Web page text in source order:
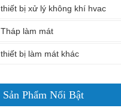
thiết bị xử lý không khí hvac
Tháp làm mát
thiết bị làm mát khác
Sản Phẩm Nổi Bật